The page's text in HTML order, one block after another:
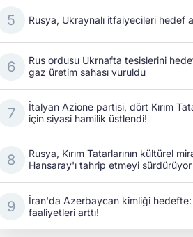
Rusya, Ukraynalı itfaiyecileri hedef
Rus ordusu Ukrnafta tesislerini
gaz üretim sahası vuruldu
İtalyan Azione partisi, dört Kırım
için siyasi hamilik üstlendi!
Rusya, Kırım Tatarlarının kültürel
Hansaray'ı tahrip etmeyi sürdürüyor
İran'da Azerbaycan kimliği
faaliyetleri arttı!